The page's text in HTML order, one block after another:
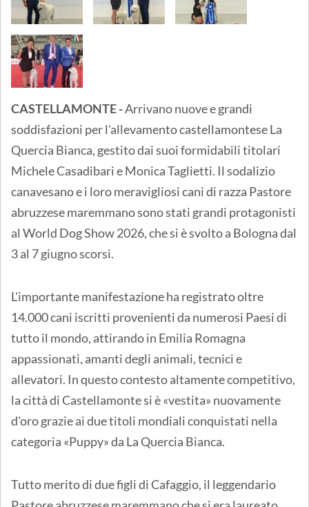
CASTELLAMONTE -Arrivano nuove e grandi
soddisfazioni per l'allevamento castellamontese La
Quercia Bianca, gestito dai suoi formidabili titolari
Michele Casadibari e Monica Taglietti. Il sodalizio
canavesano e i loro meravigliosi cani di razza Pastore
abruzzese maremmano sono stati grandi protagonisti
al World Dog Show 2026, che si è svolto a Bologna dal
3 al 7 giugno scorsi.
L'importante manifestazione ha registrato oltre
14.000 cani iscritti provenienti da numerosi Paesi di
tutto il mondo, attirando in Emilia Romagna
appassionati, amanti degli animali, tecnici e
allevatori. In questo contesto altamente competitivo,
la città di Castellamonte si è «vestita» nuovamente
d'oro grazie ai due titoli mondiali conquistati nella
categoria «Puppy» da La Quercia Bianca.
Tutto merito di due figli di Cafaggio, il leggendario